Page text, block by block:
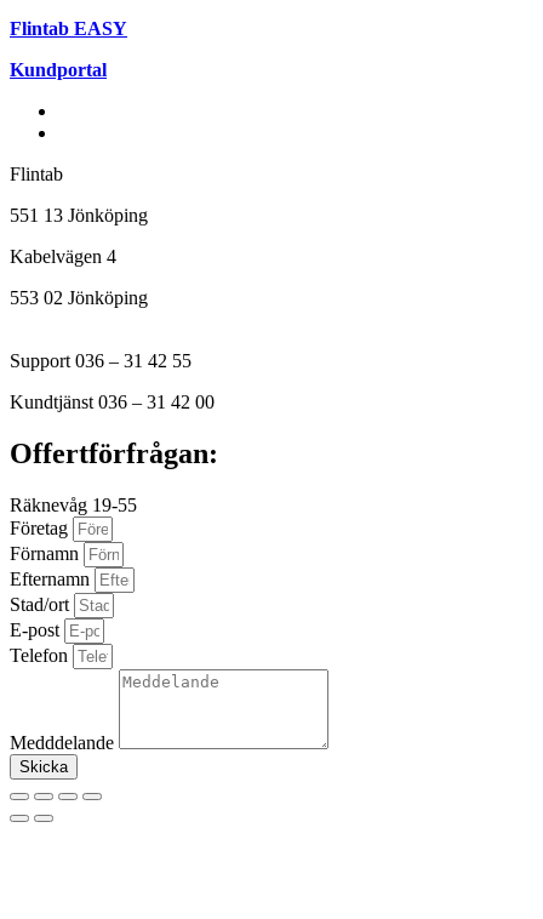
Flintab EASY
Kundportal
Flintab
551 13 Jönköping
Kabelvägen 4
553 02 Jönköping
Support 036 – 31 42 55
Kundtjänst 036 – 31 42 00
Offertförfrågan:
Räknevåg 19-55
Företag
Förnamn
Efternamn
Stad/ort
E-post
Telefon
Medddelande
Skicka